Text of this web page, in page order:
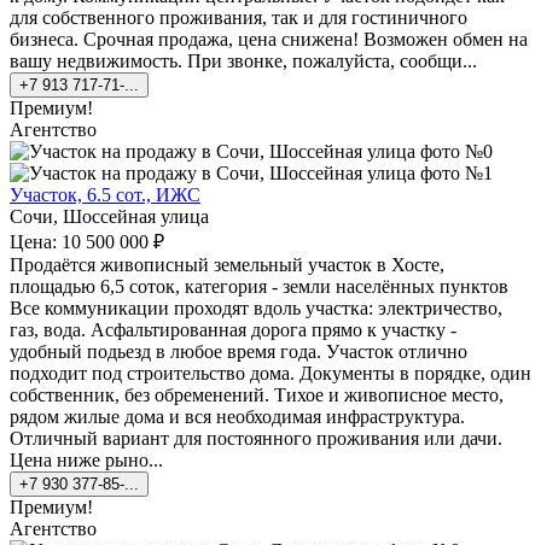
для собственного проживания, так и для гостиничного
бизнеса. Срочная продажа, цена снижена! Возможен обмен на
вашу недвижимость. При звонке, пожалуйста, сообщи...
+7 913 717-71-...
Премиум!
Агентство
Участок, 6.5 сот., ИЖС
Сочи, Шоссейная улица
Цена: 10 500 000 ₽
Продаётся живописный земельный участок в Хосте,
площадью 6,5 соток, категория - земли населённых пунктов
Все коммуникации проходят вдоль участка: электричество,
газ, вода. Асфальтированная дорога прямо к участку -
удобный подьезд в любое время года. Участок отлично
подходит под строительство дома. Документы в порядке, один
собственник, без обременений. Тихое и живописное место,
рядом жилые дома и вся необходимая инфраструктура.
Отличный вариант для постоянного проживания или дачи.
Цена ниже рыно...
+7 930 377-85-...
Премиум!
Агентство